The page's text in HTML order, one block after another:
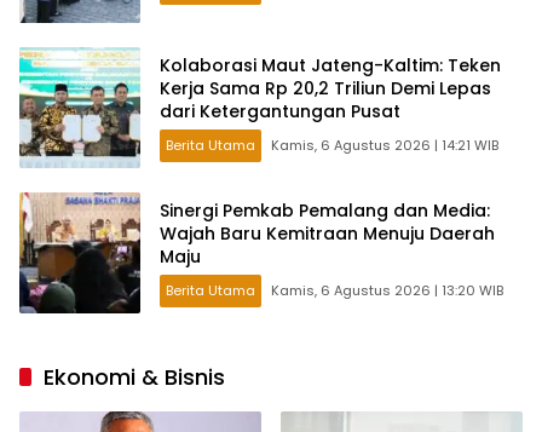
Kolaborasi Maut Jateng-Kaltim: Teken
Kerja Sama Rp 20,2 Triliun Demi Lepas
dari Ketergantungan Pusat
Berita Utama Kamis, 6 Agustus 2026 | 14:21 WIB
Sinergi Pemkab Pemalang dan Media:
Wajah Baru Kemitraan Menuju Daerah
Maju
Berita Utama Kamis, 6 Agustus 2026 | 13:20 WIB
Ekonomi & Bisnis